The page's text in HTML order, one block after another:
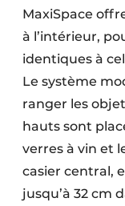
MaxiSpace
à l’intérieur,
identiques à
Le système
ranger les
hauts sont
verres à vin et
casier central,
jusqu’à 32 cm